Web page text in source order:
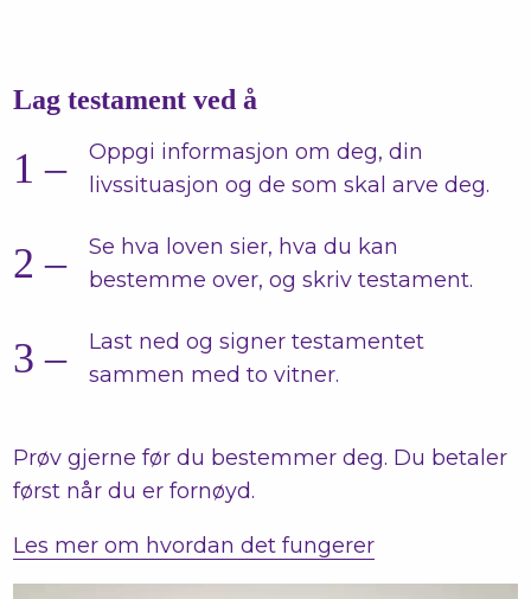
Lag testament ved å
Oppgi informasjon om deg, din
livssituasjon og de som skal arve deg.
Se hva loven sier, hva du kan
bestemme over, og skriv testament.
Last ned og signer testamentet
sammen med to vitner.
Prøv gjerne før du bestemmer deg. Du betaler
først når du er fornøyd.
Les mer om hvordan det fungerer